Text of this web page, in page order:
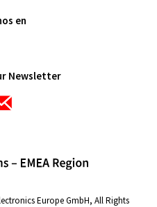
en
Newsletter
Europe GmbH, All Rights